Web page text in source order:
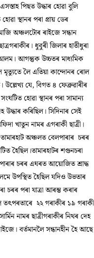
পিছত উদ্ধাৰ হোৱা বুলি
স্থানৰ পৰা প্ৰায় ডেৰ
অঞ্চলটোৰ ৰাইজে সন্ধান
ধুবুৰী জিলাৰ হাতীধুৰা
আলম। আগন্তুক উচ্চতৰ মাধ্যমিক
মৃত্যুতে লৈ এতিয়া কান্দোনৰ ৰোল
উল্লেখ্য যে, বিগত ৪ ফেব্ৰুৱাৰীৰ
হোৱা স্থানৰ পৰা সামান্য
উদ্ধাৰকৰিছিল। সিদিনাৰ সেই
খাতুন নামৰ এগৰাকী ছাত্ৰী।
তামাৰহাট অঞ্চলত বেলপাৰাৰ চৰৰ
হৈছিল।তামাৰহাটৰ শগুনচৰা
চৰৰ এঘৰত আয়োজিত শ্ৰাদ্ধ
উপস্থিত হৈছিল যদিও উভতাৰ
চৰৰ পৰা যাত্ৰা আৰম্ভ কৰাৰ
২২ গৰাকীৰ ১৯ গৰাকী
নামৰ ছাত্ৰীগৰাকীৰ নিথৰ দেহ
বৰ্তমানলৈ সন্ধানহীন হৈ আছে